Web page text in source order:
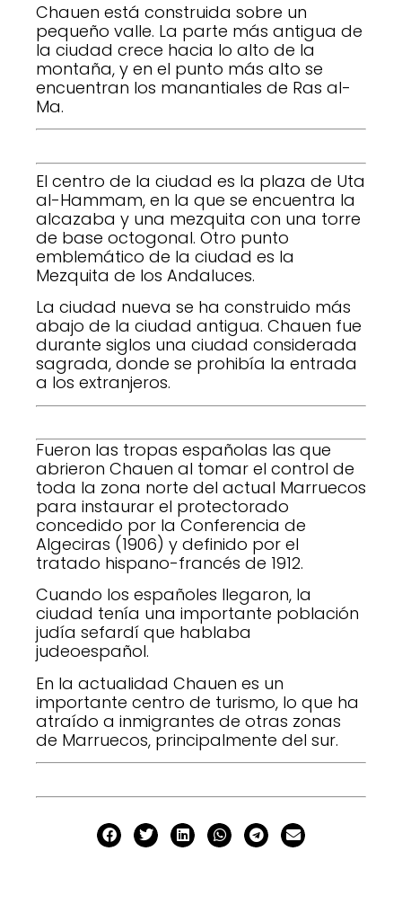
Chauen está construida sobre un
pequeño valle. La parte más antigua de
la ciudad crece hacia lo alto de la
montaña, y en el punto más alto se
encuentran los manantiales de Ras al-
Ma.
El centro de la ciudad es la plaza de Uta
al-Hammam, en la que se encuentra la
alcazaba y una mezquita con una torre
de base octogonal. Otro punto
emblemático de la ciudad es la
Mezquita de los Andaluces.
La ciudad nueva se ha construido más
abajo de la ciudad antigua. Chauen fue
durante siglos una ciudad considerada
sagrada, donde se prohibía la entrada
a los extranjeros.
Fueron las tropas españolas las que
abrieron Chauen al tomar el control de
toda la zona norte del actual Marruecos
para instaurar el protectorado
concedido por la Conferencia de
Algeciras (1906) y definido por el
tratado hispano-francés de 1912.
Cuando los españoles llegaron, la
ciudad tenía una importante población
judía sefardí que hablaba
judeoespañol.
En la actualidad Chauen es un
importante centro de turismo, lo que ha
atraído a inmigrantes de otras zonas
de Marruecos, principalmente del sur.